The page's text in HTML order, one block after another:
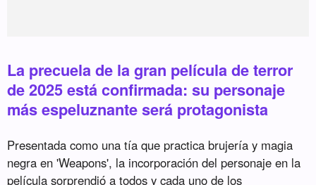
La precuela de la gran película de terror
de 2025 está confirmada: su personaje
más espeluznante será protagonista
Presentada como una tía que practica brujería y magia
negra en 'Weapons', la incorporación del personaje en la
película sorprendió a todos y cada uno de los